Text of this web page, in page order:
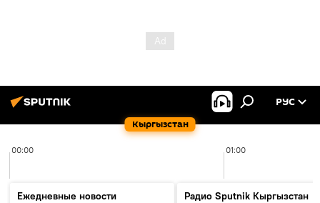
Кыргызстан
РУС
00:00 01:00
Ежедневные новости
Радио Sputnik Кыргызстан